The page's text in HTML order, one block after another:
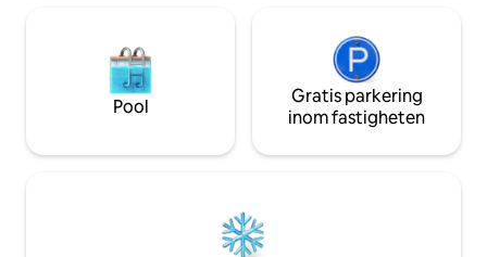
Pool
Gratis parkering
inom fastigheten